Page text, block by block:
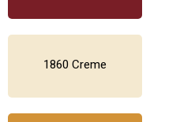
1860 Creme